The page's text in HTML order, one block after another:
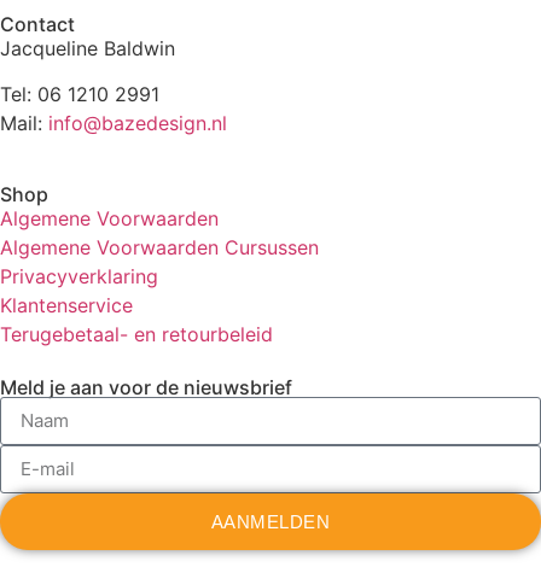
Contact
Jacqueline Baldwin
Tel: 06 1210 2991
Mail: info@bazedesign.nl
Shop
Algemene Voorwaarden
Algemene Voorwaarden Cursussen
Privacyverklaring
Klantenservice
Terugebetaal- en retourbeleid
Meld je aan voor de nieuwsbrief
AANMELDEN